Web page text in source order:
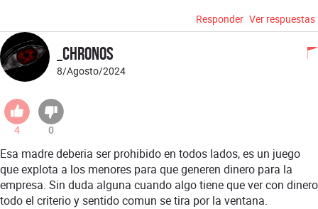
Responder Ver respuestas
_Chronos
8/Agosto/2024
4 0
Esa madre deberia ser prohibido en todos lados, es un juego
que explota a los menores para que generen dinero para la
empresa. Sin duda alguna cuando algo tiene que ver con dinero
todo el criterio y sentido comun se tira por la ventana.